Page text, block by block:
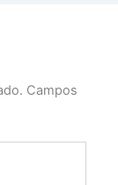
Campos